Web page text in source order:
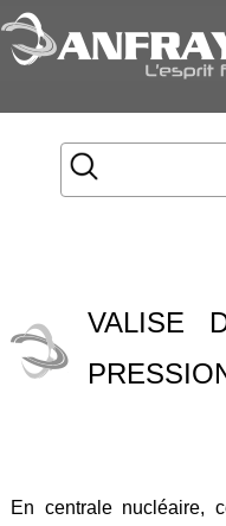
Flexibles
Onduleux
Gaines
Raccords
Etanchéité
VALISE
En centrale nucléaire,